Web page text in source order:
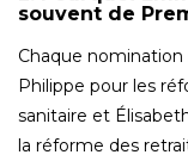
souvent de
Chaque
Philippe pour les
sanitaire et
la réforme des